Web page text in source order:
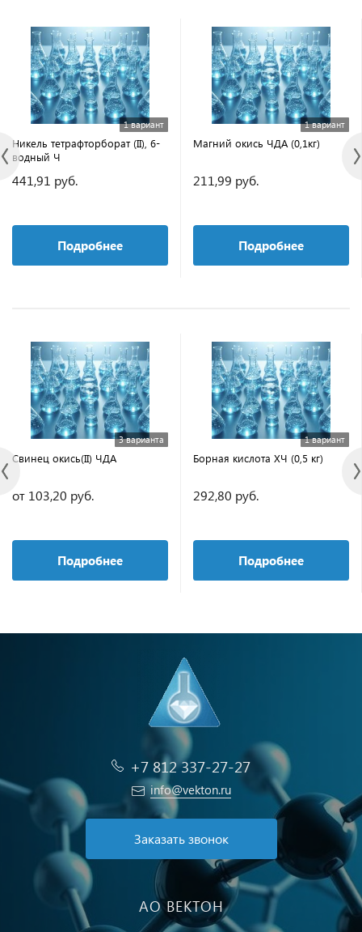
1 вариант
Никель тетрафторборат (II), 6-
водный Ч
441,91 руб.
Подробнее
1 вариант
Магний окись ЧДА (0,1кг)
211,99 руб.
Подробнее
3 варианта
Свинец окись(II) ЧДА
от 103,20 руб.
Подробнее
1 вариант
Борная кислота ХЧ (0,5 кг)
292,80 руб.
Подробнее
+7 812 337-27-27
info@vekton.ru
Заказать звонок
АО ВЕКТОН